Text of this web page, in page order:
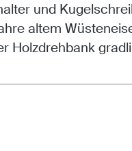
und
altem
Holzdrehbank